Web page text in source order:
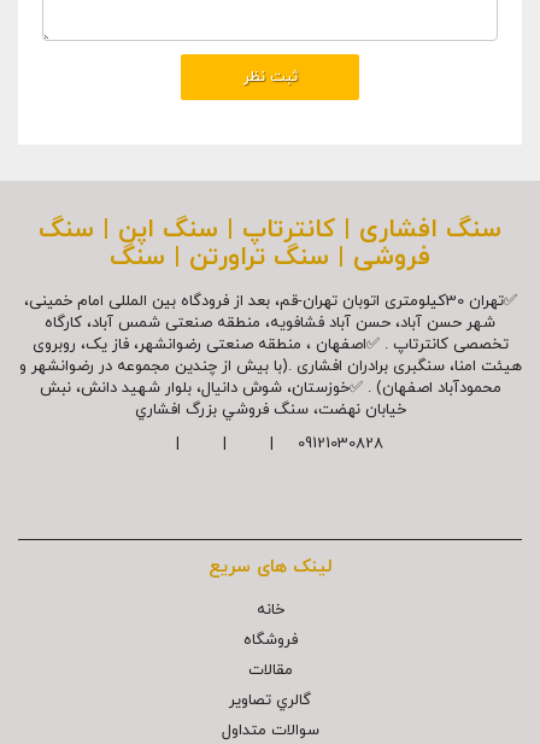
سنگ افشاری | کانترتاپ | سنگ اپن | سنگ
فروشی | سنگ تراورتن | سنگ
✅تهران 30کیلومتری اتوبان تهران-قم، بعد از فرودگاه بین المللی امام خمینی،
شهر حسن آباد، حسن آباد فشافویه، منطقه صنعتی شمس آباد، کارگاه
تخصصی کانترتاپ . ✅اصفهان ، منطقه صنعتی رضوانشهر، فاز یک، روبروی
هیئت امنا، سنگبری برادران افشاری .(با بیش از چندین مجموعه در رضوانشهر و
محمودآباد اصفهان) . ✅خوزستان، شوش دانیال، بلوار شهيد دانش، نبش
خیابان نهضت، سنگ فروشي بزرگ افشاري
09121030828 | | |
لینک های سریع
خانه
فروشگاه
مقالات
گالري تصاوير
سوالات متداول